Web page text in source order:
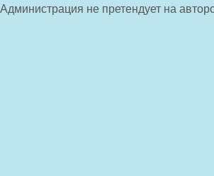
Администрация не претендует на